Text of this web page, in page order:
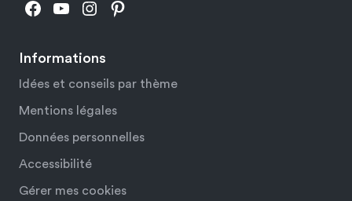
Informations
Idées et conseils par thème
Mentions légales
Données personnelles
Accessibilité
Gérer mes cookies
Facebook
YouTube
Instagram
Pinterest